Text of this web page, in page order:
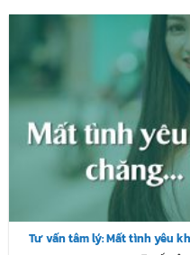
Tư vấn tâm lý: Mất tình yêu